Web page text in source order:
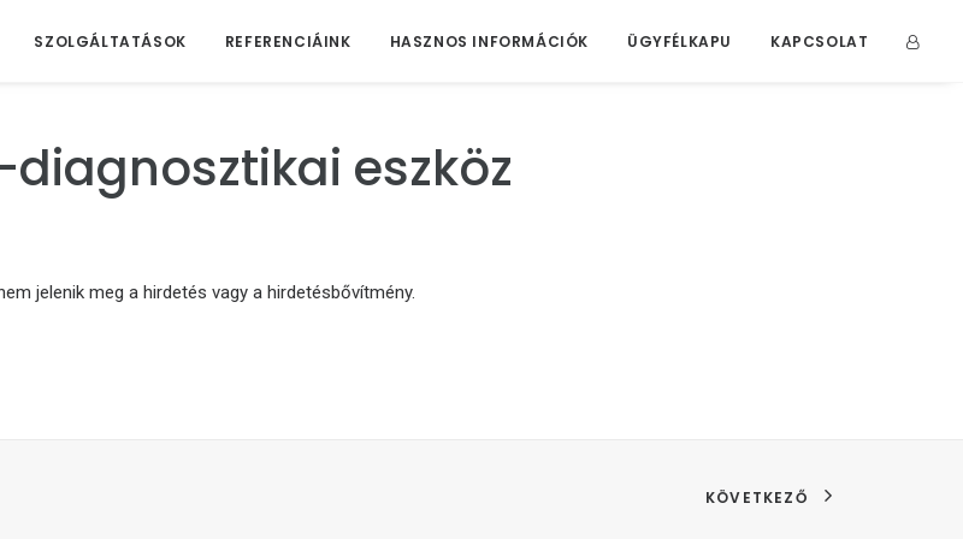
SZOLGÁLTATÁSOK REFERENCIÁINK HASZNOS INFORMÁCIÓK ÜGYFÉLKAPU KAPCSOLAT
eszköz
jelenik meg a hirdetés vagy a hirdetésbővítmény.
KÖVETKEZŐ